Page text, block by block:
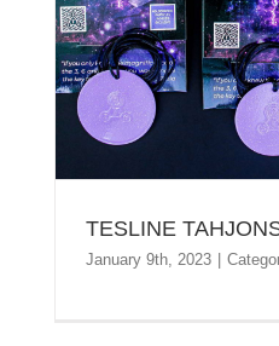
TESLINE
TESLINE
January 9th, 2023 |